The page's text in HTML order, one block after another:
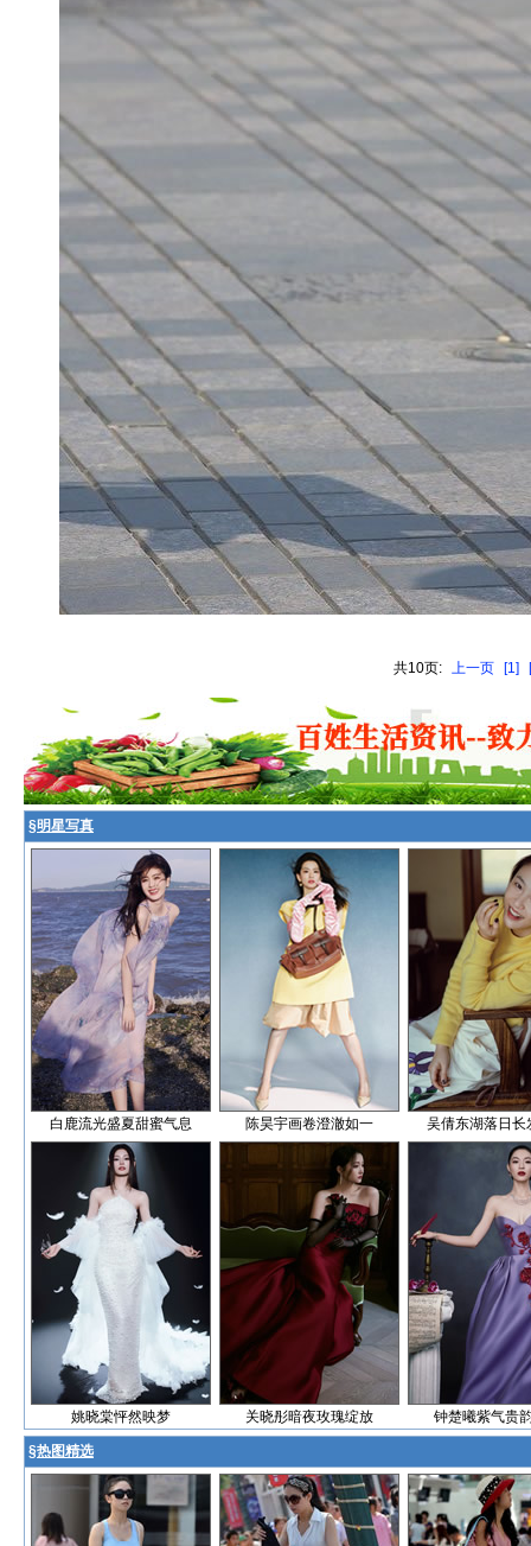
共10页: 上一页 [1]
§明星写真
白鹿流光盛夏甜蜜气息 陈昊宇画卷澄澈如一 吴倩东湖落日长
姚晓棠怦然映梦 关晓彤暗夜玫瑰绽放 钟楚曦紫气贵
§热图精选